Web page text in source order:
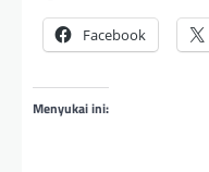
Facebook
Menyukai ini: